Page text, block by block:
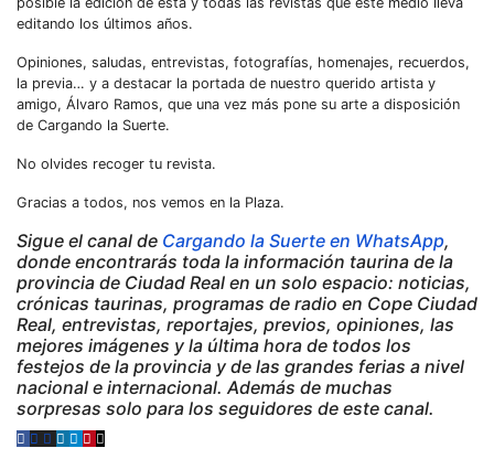
editando los últimos años.
Opiniones, saludas, entrevistas, fotografías, homenajes, recuerdos,
la previa… y a destacar la portada de nuestro querido artista y
amigo, Álvaro Ramos, que una vez más pone su arte a disposición
de Cargando la Suerte.
No olvides recoger tu revista.
Gracias a todos, nos vemos en la Plaza.
Sigue el canal de Cargando la Suerte en WhatsApp,
donde encontrarás toda la información taurina de la
provincia de Ciudad Real en un solo espacio: noticias,
crónicas taurinas, programas de radio en Cope Ciudad
Real, entrevistas, reportajes, previos, opiniones, las
mejores imágenes y la última hora de todos los
festejos de la provincia y de las grandes ferias a nivel
nacional e internacional. Además de muchas
sorpresas solo para los seguidores de este canal.